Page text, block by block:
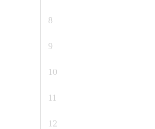
8
9
10
11
12